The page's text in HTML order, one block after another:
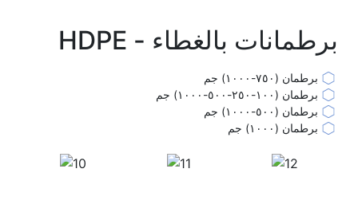
برطمانات بالغطاء - HDPE
برطمان (٧٥٠-١٠٠٠) جم
برطمان (١٠٠-٢٥٠-٥٠٠-١٠٠٠) جم
برطمان (٥٠٠-١٠٠٠) جم
برطمان (١٠٠٠) جم